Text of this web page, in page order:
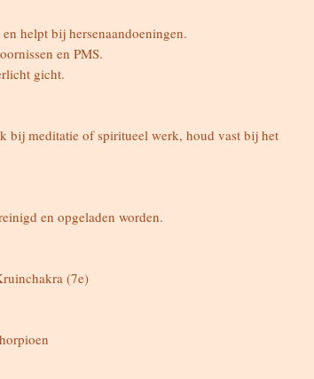
helpt bij hersenaandoeningen.
en PMS.
gicht.
bij meditatie of spiritueel werk, houd vast bij het
en opgeladen worden.
(7e)